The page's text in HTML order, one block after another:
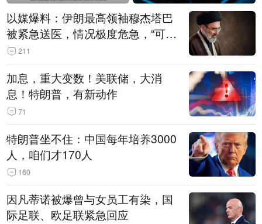
以媒爆料：伊朗最高领袖穆杰塔巴
被紧急送医，情况极度危急，“可能
随时会死去”
211
加息，重大变数！美联储，大消
息！特朗普，有新动作
71
特朗普坐不住：中国每年培养3000
人，咱们才170人
160
因凡蒂诺被爆曾与女员工有染，国
际足联、欧足联紧急回应